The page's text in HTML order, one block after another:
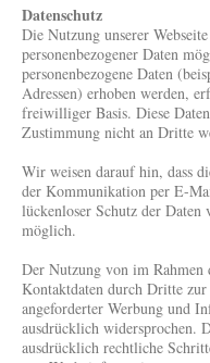
Datenschutz
Die Nutzung unserer
personenbezogener Daten
personenbezogene Daten
Adressen) erhoben werden,
freiwilliger Basis. Diese
Zustimmung nicht an Dritte
Wir weisen darauf hin, dass
der Kommunikation per E-
lückenloser Schutz der
möglich.
Der Nutzung von im
Kontaktdaten durch Dritte
angeforderter Werbung und
ausdrücklich widersprochen.
ausdrücklich rechtliche